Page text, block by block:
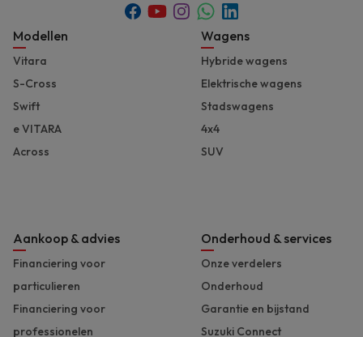
Facebook
YoutubeInstagram
Whatsapp
Linkedin
Footer
Modellen
Vitara
S-Cross
Swift
e VITARA
Across
Wagens
Hybride wagens
Elektrische wagens
Stadswagens
4x4
SUV
Aankoop & advies
Financiering voor
particulieren
Financiering voor
professionelen
Onderhoud & services
Onze verdelers
Onderhoud
Garantie en bijstand
Suzuki Connect